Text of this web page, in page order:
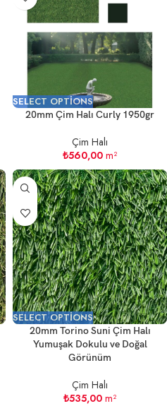
SELECT OPTIONS
20mm Çim Halı Curly 1950gr
Çim Halı
₺560,00 m²
SELECT OPTIONS
20mm Torino Suni Çim Halı
Yumuşak Dokulu ve Doğal
Görünüm
Çim Halı
₺535,00 m²